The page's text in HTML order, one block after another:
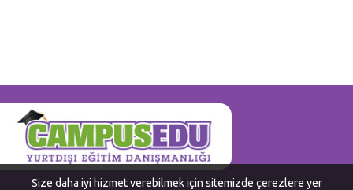
Size daha iyi hizmet verebilmek için sitemizde çerezlere yer